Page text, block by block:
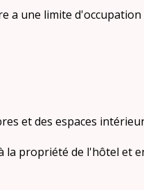
a une limite d'occupation
et des espaces
propriété de l'hôtel et